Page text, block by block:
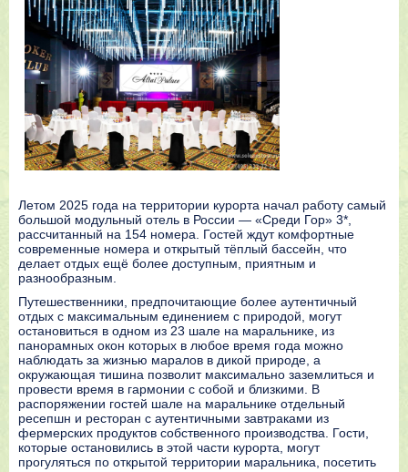
Летом 2025 года на территории курорта начал работу самый
большой модульный отель в России — «Среди Гор» 3*,
рассчитанный на 154 номера. Гостей ждут комфортные
современные номера и открытый тёплый бассейн, что
делает отдых ещё более доступным, приятным и
разнообразным.
Путешественники, предпочитающие более аутентичный
отдых с максимальным единением с природой, могут
остановиться в одном из 23 шале на маральнике, из
панорамных окон которых в любое время года можно
наблюдать за жизнью маралов в дикой природе, а
окружающая тишина позволит максимально заземлиться и
провести время в гармонии с собой и близкими. В
распоряжении гостей шале на маральнике отдельный
ресепшн и ресторан с аутентичными завтраками из
фермерских продуктов собственного производства. Гости,
которые остановились в этой части курорта, могут
прогуляться по открытой территории маральника, посетить